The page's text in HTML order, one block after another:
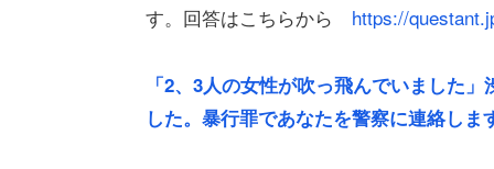
す。回答はこちらから https://
「2、3人の女性が吹っ飛んでいました
した。暴行罪であなたを警察に連絡し